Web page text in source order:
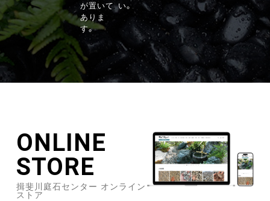
が置いて
ありま
す。
い。
ONLINE
STORE
揖斐川庭石センター オンライン
ストア